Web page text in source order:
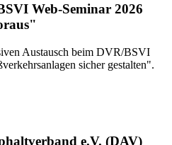
Web-Seminar 2026
Austausch beim DVR/BSVI
sicher gestalten".
e.V. (DAV)